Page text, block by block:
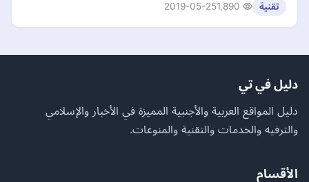
تقنية 2019-05-25
دليل في تي
دليل المواقع العربية والأجنبية المميزة في الأخبار والإسلامي
والترفيه والخدمات والتقنية والمنوعات.
الأقسام